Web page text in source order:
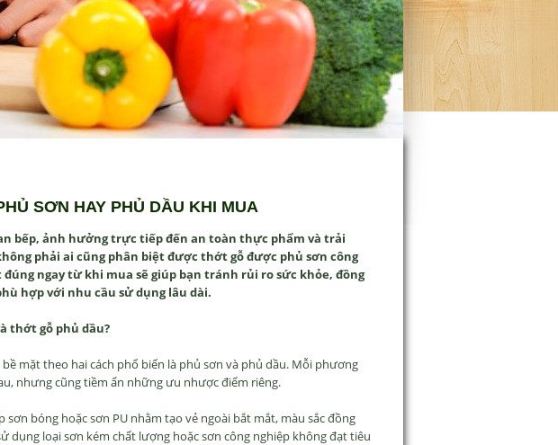
SƠN HAY PHỦ DẦU KHI MUA
bếp, ảnh hưởng trực tiếp đến an toàn thực phẩm và trải
phải ai cũng phân biệt được thớt gỗ được phủ sơn công
ngay từ khi mua sẽ giúp bạn tránh rủi ro sức khỏe, đồng
hợp với nhu cầu sử dụng lâu dài.
thớt gỗ phủ dầu?
mặt theo hai cách phổ biến là phủ sơn và phủ dầu. Mỗi phương
nhưng cũng tiềm ẩn những ưu nhược điểm riêng.
bóng hoặc sơn PU nhằm tạo vẻ ngoài bắt mắt, màu sắc đồng
dụng loại sơn kém chất lượng hoặc sơn công nghiệp không đạt tiêu